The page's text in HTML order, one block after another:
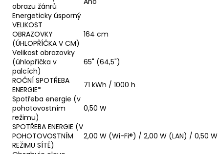
obrazu žánrů
Energeticky úsporný
VELIKOST
OBRAZOVKY
(ÚHLOPŘÍČKA V CM)
164 cm
Velikost obrazovky
(úhlopříčka v
palcích)
65" (64,5")
ROČNÍ SPOTŘEBA
ENERGIE*
71 kWh / 1000 h
Spotřeba energie (v
pohotovostním
režimu)
0,50 W
SPOTŘEBA ENERGIE (V
POHOTOVOSTNÍM
REŽIMU SÍTĚ)
2,00 W (Wi-Fi®) / 2,00 W (LAN) / 0,50